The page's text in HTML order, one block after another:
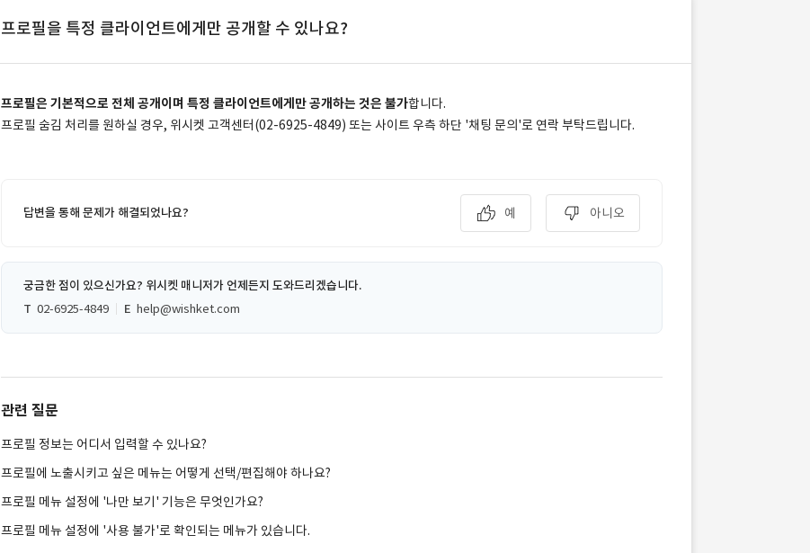
프로필을 특정 클라이언트에게만 공개할 수 있나요?
프로필은 기본적으로 전체 공개이며 특정 클라이언트에게만 공개하는 것은 불가합니다.
프로필 숨김 처리를 원하실 경우, 위시켓 고객센터(02-6925-4849) 또는 사이트 우측 하단 '채팅 문의'로 연락 부탁드립니다.
답변을 통해 문제가 해결되었나요? 예 아니오
궁금한 점이 있으신가요? 위시켓 매니저가 언제든지 도와드리겠습니다.
T 02-6925-4849 E help@wishket.com
관련 질문
프로필 정보는 어디서 입력할 수 있나요?
프로필에 노출시키고 싶은 메뉴는 어떻게 선택/편집해야 하나요?
프로필 메뉴 설정에 '나만 보기' 기능은 무엇인가요?
프로필 메뉴 설정에 '사용 불가'로 확인되는 메뉴가 있습니다.